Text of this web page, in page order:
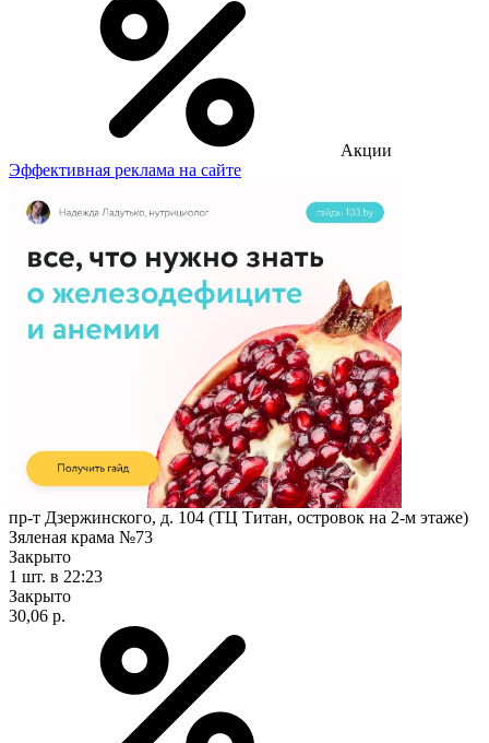
Акции
Эффективная реклама на сайте
пр-т Дзержинского, д. 104 (ТЦ Титан, островок на 2-м этаже)
Зяленая крама №73
Закрыто
1 шт. в 22:23
Закрыто
30,06 р.